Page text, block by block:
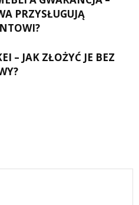
PRZYSŁUGUJĄ
– JAK ZŁOŻYĆ JE BEZ